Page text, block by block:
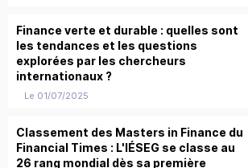
Finance verte et durable : quelles sont
les tendances et les questions
explorées par les chercheurs
internationaux ?
Le 01/07/2025
Classement des Masters in Finance du
Financial Times : L'IÉSEG se classe au
26 rang mondial dès sa première